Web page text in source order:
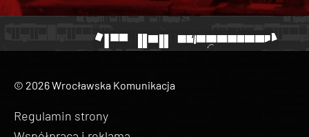
© 2026 Wrocławska Komunikacja
Regulamin strony